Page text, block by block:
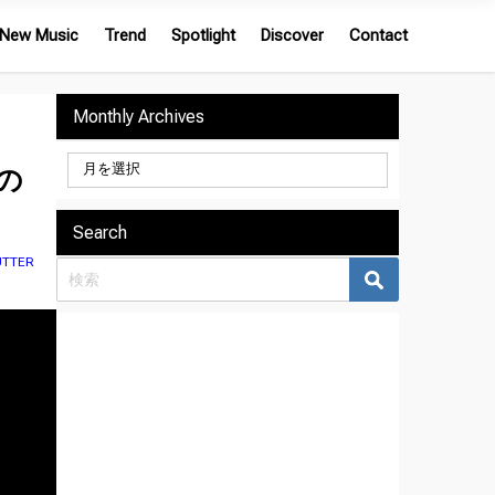
New Music Trend Spotlight Discover Contact
Monthly Archives
Search